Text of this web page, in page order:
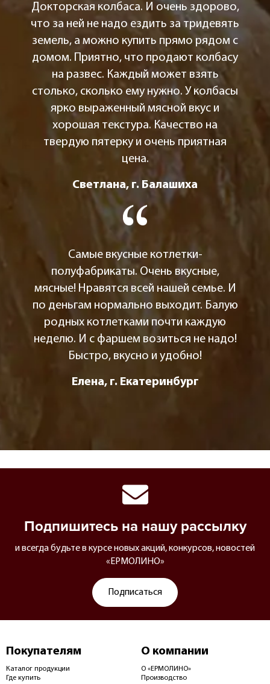
Докторская колбаса. И очень здорово,
что за ней не надо ездить за тридевять
земель, а можно купить прямо рядом с
домом. Приятно, что продают колбасу
на развес. Каждый может взять
столько, сколько ему нужно. У колбасы
ярко выраженный мясной вкус и
хорошая текстура. Качество на
твердую пятерку и очень приятная
цена.
Светлана, г. Балашиха
Самые вкусные котлетки-
полуфабрикаты. Очень вкусные,
мясные! Нравятся всей нашей семье. И
по деньгам нормально выходит. Балую
родных котлетками почти каждую
неделю. И с фаршем возиться не надо!
Быстро, вкусно и удобно!
Елена, г. Екатеринбург
Подпишитесь на нашу рассылку
и всегда будьте в курсе новых акций, конкурсов, новостей
«ЕРМОЛИНО»
Подписаться
Покупателям
Каталог продукции
Где купить
О компании
О «ЕРМОЛИНО»
Производство